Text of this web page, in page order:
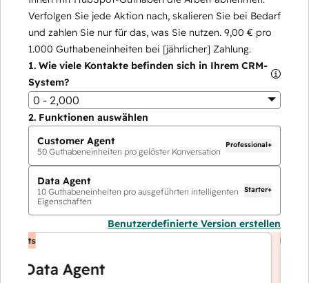
Verfolgen Sie jede Aktion nach, skalieren Sie bei Bedarf
und zahlen Sie nur für das, was Sie nutzen. 9,00 € pro
1.000 Guthabeneinheiten bei [jährlicher] Zahlung.
1. Wie viele Kontakte befinden sich in Ihrem CRM-
System?
0 - 2,000
2. Funktionen auswählen
Customer Agent
50 Guthabeneinheiten pro gelöster Konversation
Professional+
Data Agent
10 Guthabeneinheiten pro ausgeführten intelligenten
Eigenschaften
Starter+
Benutzerdefinierte Version erstellen
Data Agent
KI-Agents